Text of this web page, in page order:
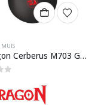
MUIS
Redragon Cerberus M703 Gaming Muis